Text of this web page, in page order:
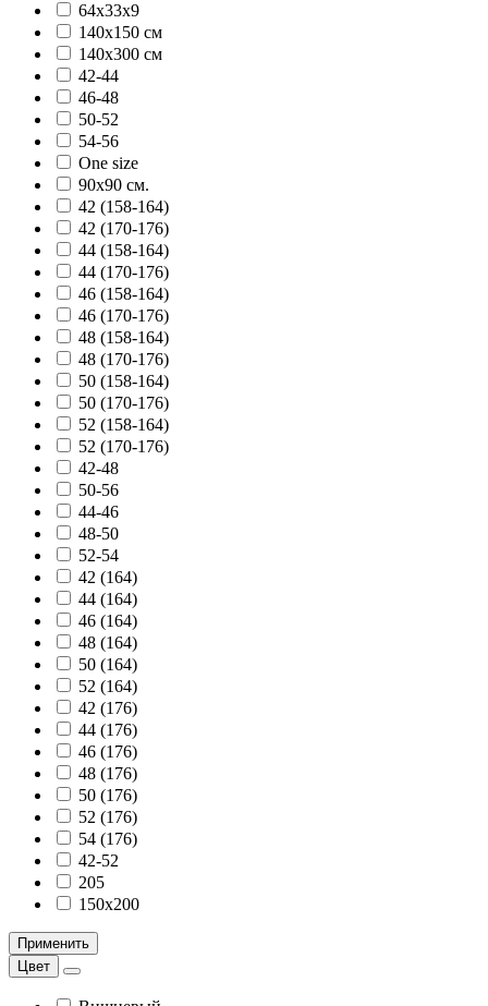
64х33х9
140х150 см
140х300 см
42-44
46-48
50-52
54-56
One size
90х90 см.
42 (158-164)
42 (170-176)
44 (158-164)
44 (170-176)
46 (158-164)
46 (170-176)
48 (158-164)
48 (170-176)
50 (158-164)
50 (170-176)
52 (158-164)
52 (170-176)
42-48
50-56
44-46
48-50
52-54
42 (164)
44 (164)
46 (164)
48 (164)
50 (164)
52 (164)
42 (176)
44 (176)
46 (176)
48 (176)
50 (176)
52 (176)
54 (176)
42-52
205
150х200
Применить
Цвет